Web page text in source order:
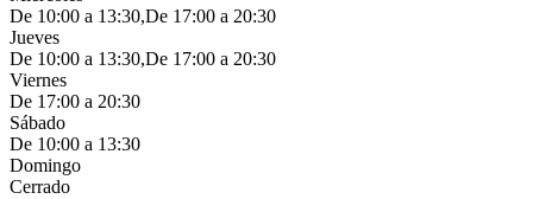
De 10:00 a 13:30,De 17:00 a 20:30
Jueves
De 10:00 a 13:30,De 17:00 a 20:30
Viernes
De 17:00 a 20:30
Sábado
De 10:00 a 13:30
Domingo
Cerrado